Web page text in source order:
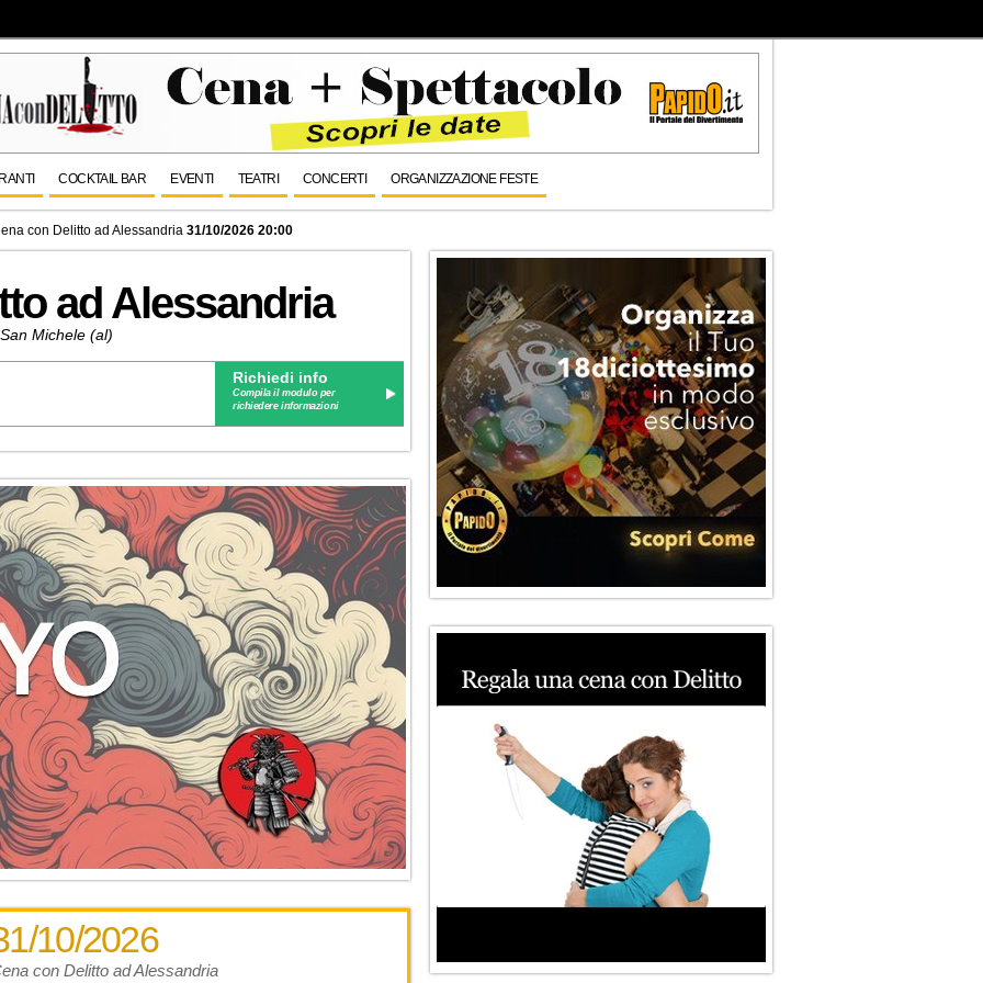
COCKTAIL BAR EVENTI TEATRI CONCERTI ORGANIZZAZIONE FESTE
con Delitto ad Alessandria 31/10/2026 20:00
ad Alessandria
Michele (al)
Richiedi info
Compila il modulo per
richiedere informazioni
10/2026
con Delitto ad Alessandria